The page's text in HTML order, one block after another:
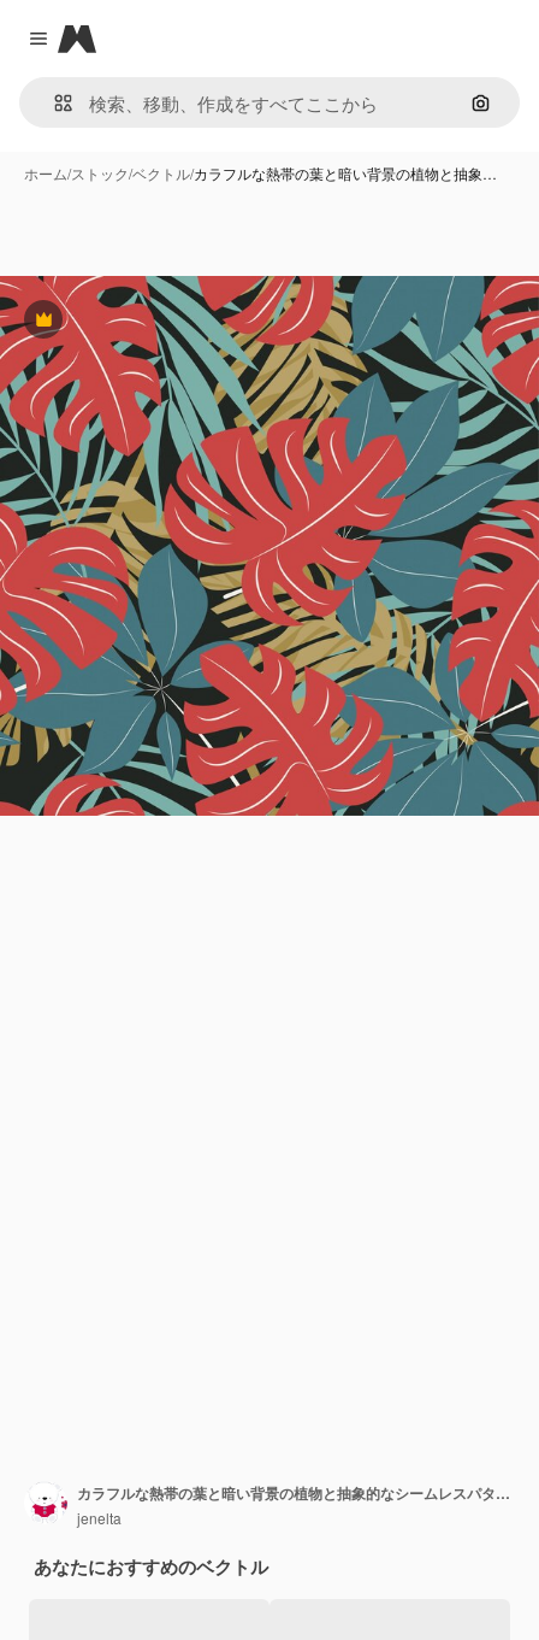
Close menu
Magnific
画像で
ホーム/ストック/ベクトル/カラフルな熱帯の葉と暗い背景の植物と抽象…
Premium
カラフルな熱帯の葉と暗い背景の植物と抽象的なシームレスパターン
jenelta
あなたにおすすめのベクトル